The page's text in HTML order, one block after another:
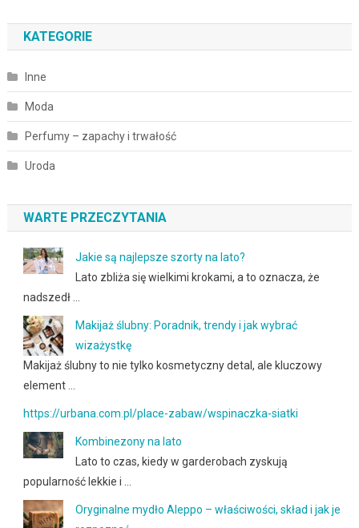
KATEGORIE
Inne
Moda
Perfumy – zapachy i trwałość
Uroda
WARTE PRZECZYTANIA
Jakie są najlepsze szorty na lato?
Lato zbliża się wielkimi krokami, a to oznacza, że
nadszedł …
Makijaż ślubny: Poradnik, trendy i jak wybrać
wizażystkę
Makijaż ślubny to nie tylko kosmetyczny detal, ale kluczowy
element …
https://urbana.com.pl/place-zabaw/wspinaczka-siatki
Kombinezony na lato
Lato to czas, kiedy w garderobach zyskują
popularność lekkie i …
Oryginalne mydło Aleppo – właściwości, skład i jak je